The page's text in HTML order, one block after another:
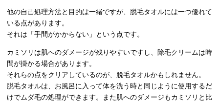
他の自己処理方法と目的は一緒ですが、脱毛タオルには一つ優れて
いる点があります。
それは「手間がかからない」という点です。
カミソリは肌へのダメージが残りやすいですし、除毛クリームは時
間が掛かる場合があります。
それらの点をクリアしているのが、脱毛タオルかもしれません。
脱毛タオルは、お風呂に入って体を洗う時と同じように使用するだ
けでムダ毛の処理ができます。また肌へのダメージもカミソリと比